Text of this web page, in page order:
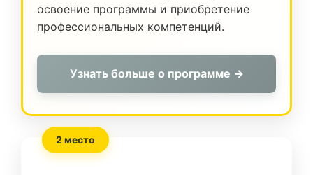
освоение программы и приобретение
профессиональных компетенций.
Узнать больше о программе →
2 место